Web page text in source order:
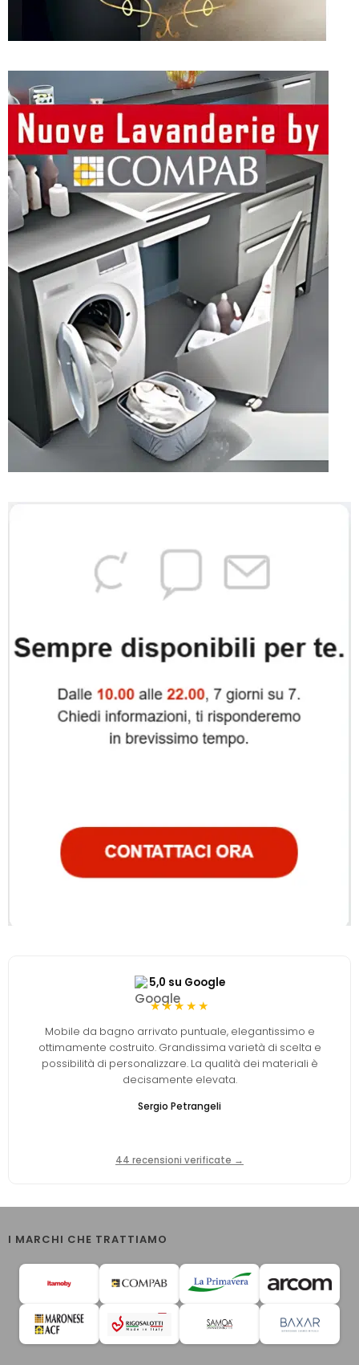
5,0 su Google
★★★★★
Mobile da bagno arrivato puntuale, elegantissimo e
ottimamente costruito. Grandissima varietà di scelta e
possibilità di personalizzare. La qualità dei materiali è
decisamente elevata.
Sergio Petrangeli
44 recensioni verificate →
I MARCHI CHE TRATTIAMO